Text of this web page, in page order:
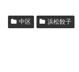
中区 浜松餃子